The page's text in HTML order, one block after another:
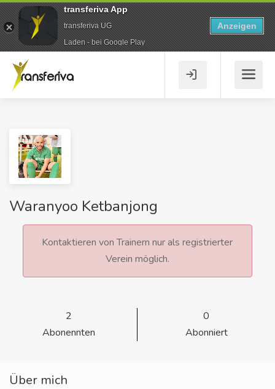
Waranyoo Ketbanjong
Kontaktieren von Trainern nur als registrierter
Verein möglich.
2
Abonennten
0
Abonniert
Über mich
transferiva App
transferiva UG
Laden - bei Google Play
Anzeigen